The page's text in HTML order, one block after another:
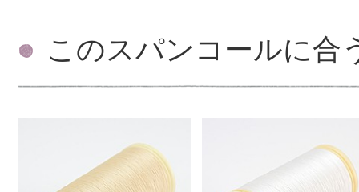
このスパンコールに合